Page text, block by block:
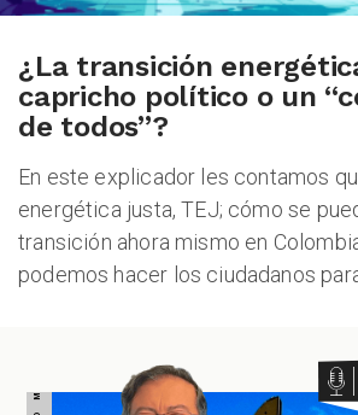
¿La transición
capricho político o un
de todos”?
En este explicador les contamos
energética justa, TEJ; cómo se
transición ahora mismo en
podemos hacer los ciudadanos